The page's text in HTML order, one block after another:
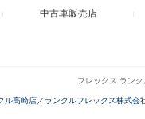
中古車販売店
フレックス ラン
ル高崎店／ランクルフレックス株式会